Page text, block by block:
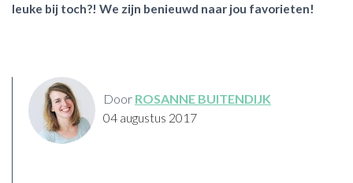
leuke bij toch?! We zijn benieuwd naar jou favorieten!
Door ROSANNE BUITENDIJK
04 augustus 2017